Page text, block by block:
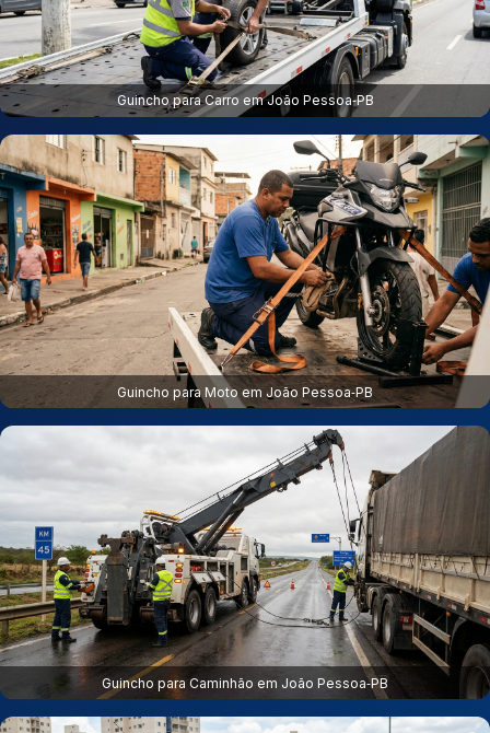
Guincho para Carro em João Pessoa‑PB
Guincho para Moto em João Pessoa‑PB
Guincho para Caminhão em João Pessoa‑PB